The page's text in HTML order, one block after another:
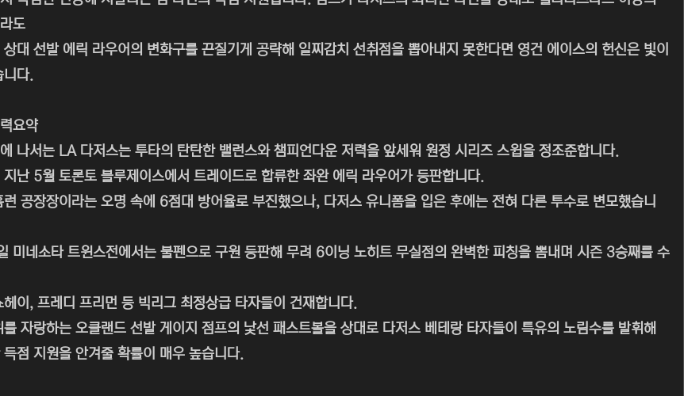
도
대 선발 에릭 라우어의 변화구를 끈질기게 공략해 일찌감치 선취점을 뽑아내지 못한다면 영건 에이스의 헌신은 빛이
니다.
요약
나서는 LA 다저스는 투타의 탄탄한 밸런스와 챔피언다운 저력을 앞세워 원정 시리즈 스윕을 정조준합니다.
난 5월 토론토 블루제이스에서 트레이드로 합류한 좌완 에릭 라우어가 등판합니다.
공장장이라는 오명 속에 6점대 방어율로 부진했으나, 다저스 유니폼을 입은 후에는 전혀 다른 투수로 변모했습니
미네소타 트윈스전에서는 불펜으로 구원 등판해 무려 6이닝 노히트 무실점의 완벽한 피칭을 뽐내며 시즌 3승째를 수
이, 프레디 프리먼 등 빅리그 최정상급 타자들이 건재합니다.
자랑하는 오클랜드 선발 게이지 점프의 낯선 패스트볼을 상대로 다저스 베테랑 타자들이 특유의 노림수를 발휘해
점 지원을 안겨줄 확률이 매우 높습니다.